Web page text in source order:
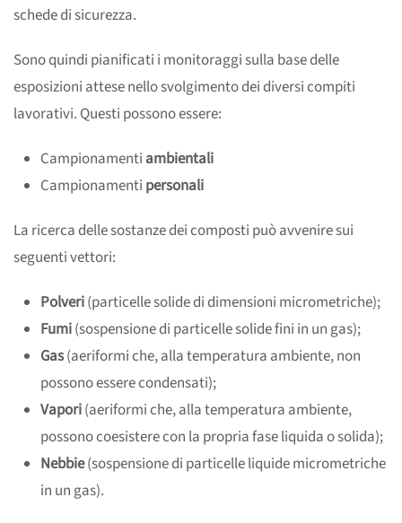
schede di sicurezza.
Sono quindi pianificati i monitoraggi sulla base delle
esposizioni attese nello svolgimento dei diversi compiti
lavorativi. Questi possono essere:
Campionamenti ambientali
Campionamenti personali
La ricerca delle sostanze dei composti può avvenire sui
seguenti vettori:
Polveri(particelle solide di dimensioni micrometriche);
Fumi(sospensione di particelle solide fini in un gas);
Gas(aeriformi che, alla temperatura ambiente, non
possono essere condensati);
Vapori(aeriformi che, alla temperatura ambiente,
possono coesistere con la propria fase liquida o solida);
Nebbie(sospensione di particelle liquide micrometriche
in un gas).